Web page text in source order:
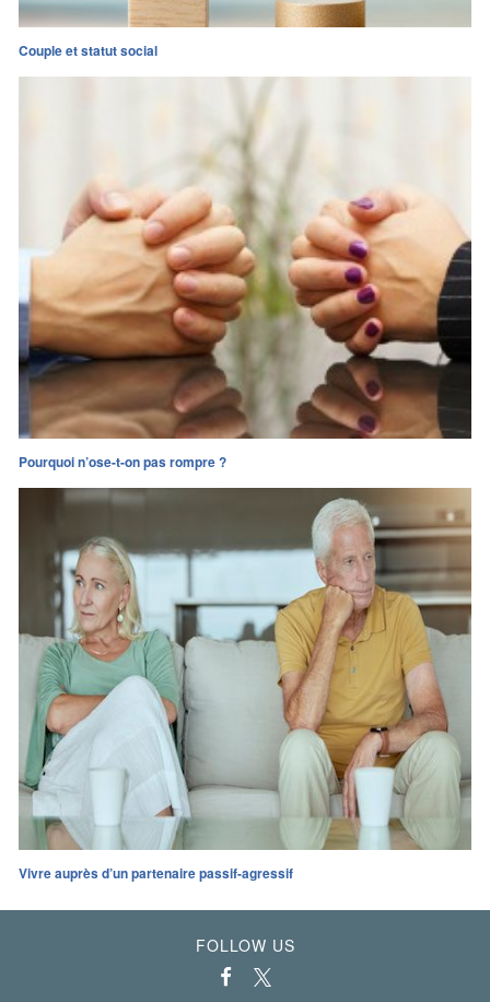
Couple et statut social
Pourquoi n’ose-t-on pas rompre ?
Vivre auprès d’un partenaire passif-agressif
FOLLOW US